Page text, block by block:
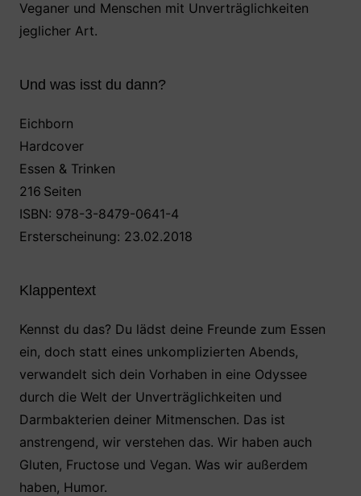
o
Veganer und Menschen mit Unverträglichkeiten
jeglicher Art.
Und was isst du dann?
Eichborn
Hardcover
Essen & Trinken
216 Seiten
ISBN: 978-3-8479-0641-4
Ersterscheinung: 23.02.2018
Klappentext
Kennst du das? Du lädst deine Freunde zum Essen
ein, doch statt eines unkomplizierten Abends,
verwandelt sich dein Vorhaben in eine Odyssee
durch die Welt der Unverträglichkeiten und
Darmbakterien deiner Mitmenschen. Das ist
anstrengend, wir verstehen das. Wir haben auch
Gluten, Fructose und Vegan. Was wir außerdem
haben, Humor.